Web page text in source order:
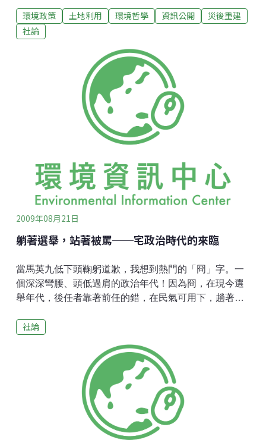
有瑕疵的風災重建條例，將原本應從長計議、多花時間
醞釀、討論社區與部落未來方向的重建工作，壓縮在不
關。這一切強勢的由上而下的作為，憑藉什麼呢？沒有
人知道。筆者主張，除了採取抗爭、違憲訴訟手段，更
要強力訴諸「資訊空開」。要求行政院主導的災後重建
委員會建立一個可受監督與完全開放的資訊平台，讓民
眾確實取得關於國土開發利用情形、國土現況與重建作
為的一切資訊。這包括三個層面：一、災害究責：
環境政策 土地利用 環境哲學 資訊公開
災後重建
社論
2009年08月21日
躺著選舉，站著被罵──宅政治時代的來臨
當馬英九低下頭鞠躬道歉，我想到熱門的「冏」字。一
個深深彎腰、頭低過肩的政治年代！因為冏，在現今選
舉年代，後任者靠著前任的錯，在民氣可用下，趟著選
大家只記的前任的冏，無奈只能換一個人試試。然後躺
道歉，然後這樣的冏，又提供後任躺著選贏的養分。不
斷循還，人民的悲哀，永遠在冏之中，一冏再冏。然
而，形成這樣的原因，在於一種社會認識的斷裂，形成
一種宅政治的現象。這意味著什麼？一個英明領導人時
代的消逝，或者用必較不神話領袖的說法，一個腦清目
明總統的消失。那麼，歡迎！進入宅政治的世代。什麼
是宅政治，選舉與媒體提供一種沃土，換句話說，在現
社論